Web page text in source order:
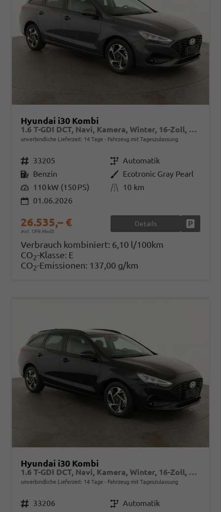
Hyundai i30 Kombi
1.6 T-GDI DCT, Navi, Kamera, Winter, 16-Zoll, 5 J.-Garantie
unverbindliche Lieferzeit: 14 Tage Fahrzeug mit Tageszulassung
Fahrzeugnr. 33205 GetriebeAutomatik
Kraftstoff Benzin AußenfarbeEcotronic Gray Pearl
Leistung 110 kW (150 PS) Kilometerstand 10 km
01.06.2026
26.535,– €
incl. 19% MwSt.
Details
Verbrauch kombiniert: 6,10 l/100km
CO2-Klasse: E
CO2-Emissionen: 137,00 g/km
Hyundai i30 Kombi
1.6 T-GDI DCT, Navi, Kamera, Winter, 16-Zoll, 5 J.-Garantie
unverbindliche Lieferzeit: 14 Tage Fahrzeug mit Tageszulassung
Fahrzeugnr. 33206 GetriebeAutomatik